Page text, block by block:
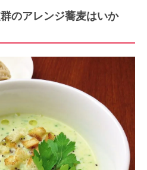
のアレンジ蕎麦はいか